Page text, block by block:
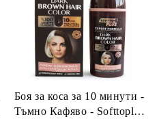
Боя за коса за 10 минути -
Тъмно Кафяво - Softtoplus